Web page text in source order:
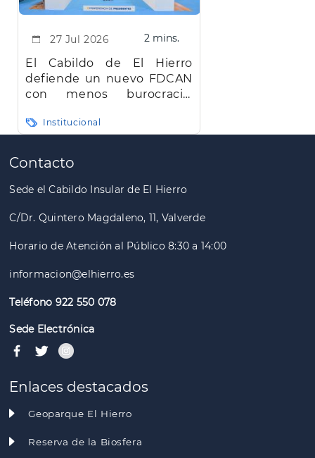
27 Jul 2026 2 mins.
El Cabildo de El Hierro
defiende un nuevo FDCAN
con menos burocracia,
Institucional
Contacto
Sede el Cabildo Insular de El Hierro
C/Dr. Quintero Magdaleno, 11, Valverde
Horario de Atención al Público 8:30 a 14:00
informacion@elhierro.es
Teléfono 922 550 078
Sede Electrónica
Enlaces destacados
Geoparque El Hierro
Reserva de la Biosfera